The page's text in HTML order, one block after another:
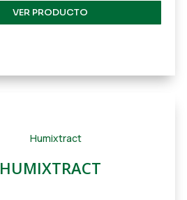
VER PRODUCTO
HUMIXTRACT